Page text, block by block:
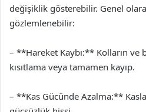
değişiklik gösterebilir. Genel
gözlemlenebilir:
– **Hareket Kaybı:** Kolların ve
kısıtlama veya tamamen kayıp.
– **Kas Gücünde Azalma:**